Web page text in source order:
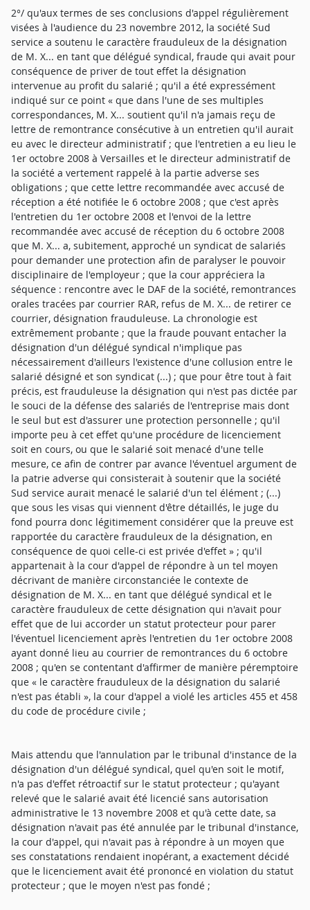
2°/ qu'aux termes de ses conclusions d'appel régulièrement
visées à l'audience du 23 novembre 2012, la société Sud
service a soutenu le caractère frauduleux de la désignation
de M. X... en tant que délégué syndical, fraude qui avait pour
conséquence de priver de tout effet la désignation
intervenue au profit du salarié ; qu'il a été expressément
indiqué sur ce point « que dans l'une de ses multiples
correspondances, M. X... soutient qu'il n'a jamais reçu de
lettre de remontrance consécutive à un entretien qu'il aurait
eu avec le directeur administratif ; que l'entretien a eu lieu le
1er octobre 2008 à Versailles et le directeur administratif de
la société a vertement rappelé à la partie adverse ses
obligations ; que cette lettre recommandée avec accusé de
réception a été notifiée le 6 octobre 2008 ; que c'est après
l'entretien du 1er octobre 2008 et l'envoi de la lettre
recommandée avec accusé de réception du 6 octobre 2008
que M. X... a, subitement, approché un syndicat de salariés
pour demander une protection afin de paralyser le pouvoir
disciplinaire de l'employeur ; que la cour appréciera la
séquence : rencontre avec le DAF de la société, remontrances
orales tracées par courrier RAR, refus de M. X... de retirer ce
courrier, désignation frauduleuse. La chronologie est
extrêmement probante ; que la fraude pouvant entacher la
désignation d'un délégué syndical n'implique pas
nécessairement d'ailleurs l'existence d'une collusion entre le
salarié désigné et son syndicat (...) ; que pour être tout à fait
précis, est frauduleuse la désignation qui n'est pas dictée par
le souci de la défense des salariés de l'entreprise mais dont
le seul but est d'assurer une protection personnelle ; qu'il
importe peu à cet effet qu'une procédure de licenciement
soit en cours, ou que le salarié soit menacé d'une telle
mesure, ce afin de contrer par avance l'éventuel argument de
la patrie adverse qui consisterait à soutenir que la société
Sud service aurait menacé le salarié d'un tel élément ; (...)
que sous les visas qui viennent d'être détaillés, le juge du
fond pourra donc légitimement considérer que la preuve est
rapportée du caractère frauduleux de la désignation, en
conséquence de quoi celle-ci est privée d'effet » ; qu'il
appartenait à la cour d'appel de répondre à un tel moyen
décrivant de manière circonstanciée le contexte de
désignation de M. X... en tant que délégué syndical et le
caractère frauduleux de cette désignation qui n'avait pour
effet que de lui accorder un statut protecteur pour parer
l'éventuel licenciement après l'entretien du 1er octobre 2008
ayant donné lieu au courrier de remontrances du 6 octobre
2008 ; qu'en se contentant d'affirmer de manière péremptoire
que « le caractère frauduleux de la désignation du salarié
n'est pas établi », la cour d'appel a violé les articles 455 et 458
du code de procédure civile ;
Mais attendu que l'annulation par le tribunal d'instance de la
désignation d'un délégué syndical, quel qu'en soit le motif,
n'a pas d'effet rétroactif sur le statut protecteur ; qu'ayant
relevé que le salarié avait été licencié sans autorisation
administrative le 13 novembre 2008 et qu'à cette date, sa
désignation n'avait pas été annulée par le tribunal d'instance,
la cour d'appel, qui n'avait pas à répondre à un moyen que
ses constatations rendaient inopérant, a exactement décidé
que le licenciement avait été prononcé en violation du statut
protecteur ; que le moyen n'est pas fondé ;